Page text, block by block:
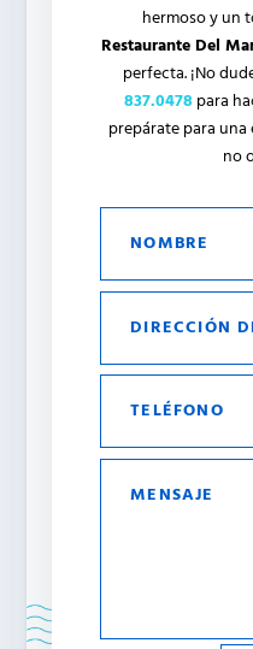
hermoso y un
Restaurante Del
perfecta. ¡No
837.0478 para
prepárate para
no